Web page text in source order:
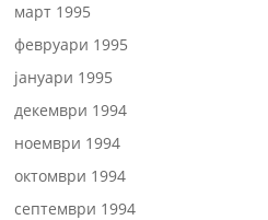
март 1995
февруари 1995
јануари 1995
декември 1994
ноември 1994
октомври 1994
септември 1994